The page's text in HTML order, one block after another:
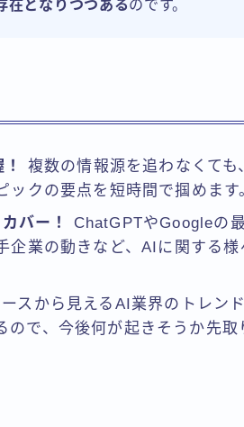
在となりつつあるのです。
複数の情報源を追わなくても
クの要点を短時間で掴めます
バー！
ChatGPTやGoogleの最
企業の動きなど、AIに関する様
スから見えるAI業界のトレン
ので、今後何が起きそうか先取